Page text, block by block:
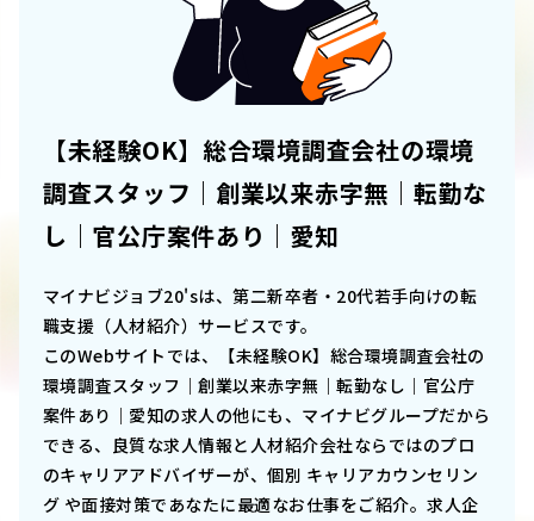
【未経験OK】総合環境調査会社の環境
調査スタッフ｜創業以来赤字無｜転勤な
し｜官公庁案件あり｜愛知
マイナビジョブ20'sは、第二新卒者・20代若手向けの転
職支援（人材紹介）サービスです。
このWebサイトでは、
【未経験OK】総合環境調査会社の
環境調査スタッフ｜創業以来赤字無｜転勤なし｜官公庁
案件あり｜愛知の求人の他にも、マイナビグループだから
できる、良質な求人情報と人材紹介会社ならではのプロ
のキャリアアドバイザーが、個別 キャリアカウンセリン
グ や面接対策であなたに最適なお仕事をご紹介。求人企